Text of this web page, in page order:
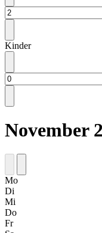
Kinder
November
Mo
Di
Mi
Do
Fr